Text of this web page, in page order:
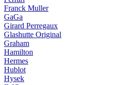
Franck Muller
GaGa
Girard Perregaux
Glashutte Original
Graham
Hamilton
Hermes
Hublot
Hysek